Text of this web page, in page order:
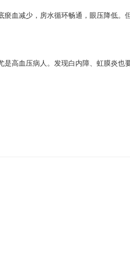
瘀血减少，房水循环畅通，眼压降低。
是高血压病人。发现白内障、虹膜炎也